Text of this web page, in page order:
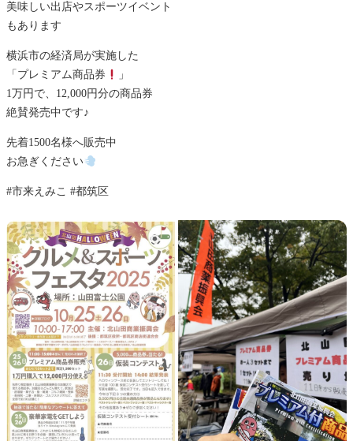
美味しい出店やスポーツイベント
もあります
横浜市の経済局が実施した
「プレミアム商品券
」
1万円で、12,000円分の商品券
絶賛発売中です♪
先着1500名様へ販売中
お急ぎください
#市来えみこ #都筑区